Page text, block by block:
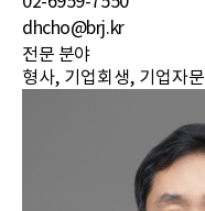
dhcho@brj.kr
전문 분야
형사, 기업회생, 기업자문